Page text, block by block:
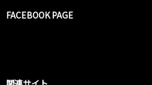
FACEBOOK PAGE